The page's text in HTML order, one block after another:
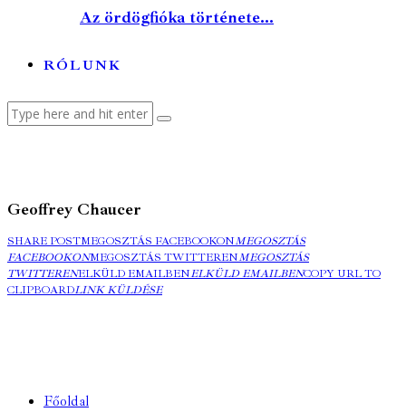
Az ördögfióka története...
RÓLUNK
Geoffrey Chaucer
SHARE POSTMEGOSZTÁS FACEBOOKONMEGOSZTÁS
FACEBOOKONMEGOSZTÁS TWITTERENMEGOSZTÁS
TWITTERENELKÜLD EMAILBENELKÜLD EMAILBENCOPY URL TO
CLIPBOARDLINK KÜLDÉSE
Főoldal